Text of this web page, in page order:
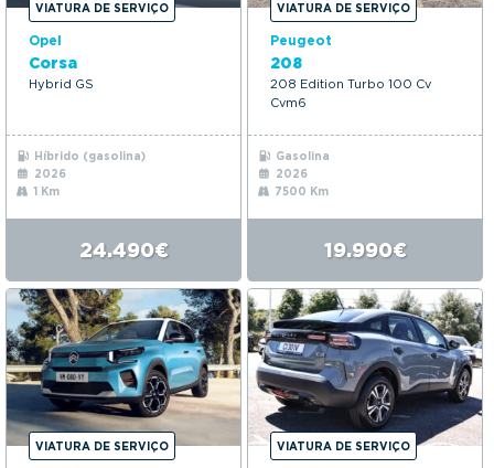
VIATURA DE SERVIÇO
Opel
Corsa
Hybrid GS
Híbrido (gasolina)
2026
1 Km
24.490€
VIATURA DE SERVIÇO
Peugeot
208
208 Edition Turbo 100 Cv
Cvm6
Gasolina
2026
7500 Km
19.990€
VIATURA DE SERVIÇO VIATURA DE SERVIÇO